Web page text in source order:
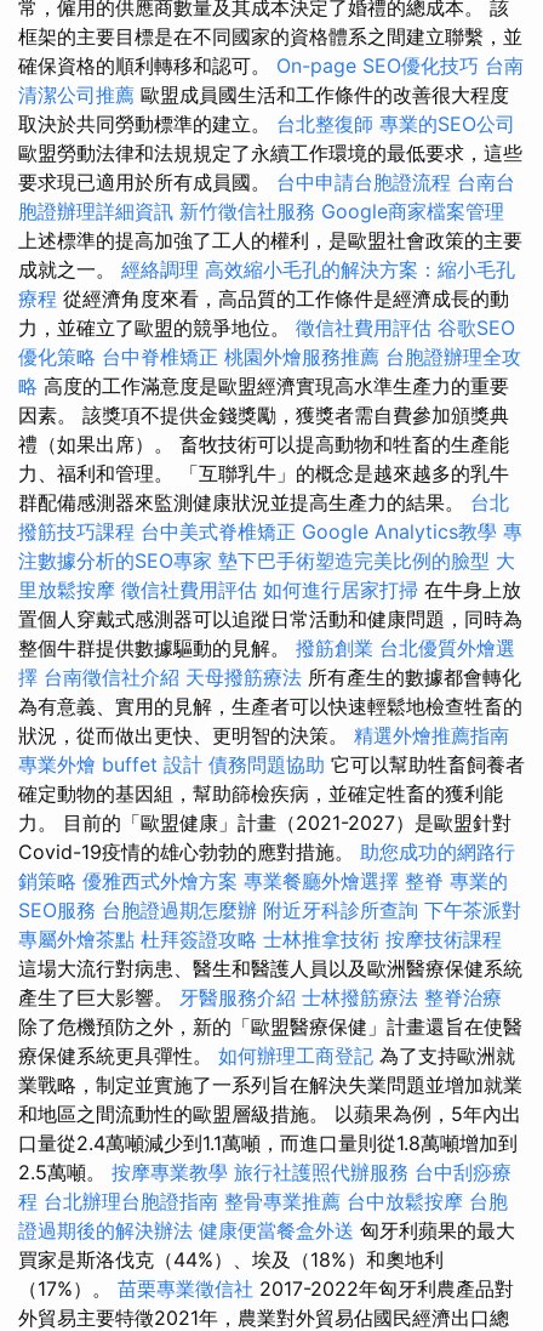
常，僱用的供應商數量及其成本決定了婚禮的總成本。 該
框架的主要目標是在不同國家的資格體系之間建立聯繫，並
確保資格的順利轉移和認可。 On-page SEO優化技巧 台南
清潔公司推薦 歐盟成員國生活和工作條件的改善很大程度
取決於共同勞動標準的建立。 台北整復師 專業的SEO公司
歐盟勞動法律和法規規定了永續工作環境的最低要求，這些
要求現已適用於所有成員國。 台中申請台胞證流程 台南台
胞證辦理詳細資訊 新竹徵信社服務 Google商家檔案管理
上述標準的提高加強了工人的權利，是歐盟社會政策的主要
成就之一。 經絡調理 高效縮小毛孔的解決方案：縮小毛孔
療程 從經濟角度來看，高品質的工作條件是經濟成長的動
力，並確立了歐盟的競爭地位。 徵信社費用評估 谷歌SEO
優化策略 台中脊椎矯正 桃園外燴服務推薦 台胞證辦理全攻
略 高度的工作滿意度是歐盟經濟實現高水準生產力的重要
因素。 該獎項不提供金錢獎勵，獲獎者需自費參加頒獎典
禮（如果出席）。 畜牧技術可以提高動物和牲畜的生產能
力、福利和管理。 「互聯乳牛」的概念是越來越多的乳牛
群配備感測器來監測健康狀況並提高生產力的結果。 台北
撥筋技巧課程 台中美式脊椎矯正 Google Analytics教學 專
注數據分析的SEO專家 墊下巴手術塑造完美比例的臉型 大
里放鬆按摩 徵信社費用評估 如何進行居家打掃 在牛身上放
置個人穿戴式感測器可以追蹤日常活動和健康問題，同時為
整個牛群提供數據驅動的見解。 撥筋創業 台北優質外燴選
擇 台南徵信社介紹 天母撥筋療法 所有產生的數據都會轉化
為有意義、實用的見解，生產者可以快速輕鬆地檢查牲畜的
狀況，從而做出更快、更明智的決策。 精選外燴推薦指南
專業外燴 buffet 設計 債務問題協助 它可以幫助牲畜飼養者
確定動物的基因組，幫助篩檢疾病，並確定牲畜的獲利能
力。 目前的「歐盟健康」計畫（2021-2027）是歐盟針對
Covid-19疫情的雄心勃勃的應對措施。 助您成功的網路行
銷策略 優雅西式外燴方案 專業餐廳外燴選擇 整脊 專業的
SEO服務 台胞證過期怎麼辦 附近牙科診所查詢 下午茶派對
專屬外燴茶點 杜拜簽證攻略 士林推拿技術 按摩技術課程
這場大流行對病患、醫生和醫護人員以及歐洲醫療保健系統
產生了巨大影響。 牙醫服務介紹 士林撥筋療法 整脊治療
除了危機預防之外，新的「歐盟醫療保健」計畫還旨在使醫
療保健系統更具彈性。 如何辦理工商登記 為了支持歐洲就
業戰略，制定並實施了一系列旨在解決失業問題並增加就業
和地區之間流動性的歐盟層級措施。 以蘋果為例，5年內出
口量從2.4萬噸減少到1.1萬噸，而進口量則從1.8萬噸增加到
2.5萬噸。 按摩專業教學 旅行社護照代辦服務 台中刮痧療
程 台北辦理台胞證指南 整骨專業推薦 台中放鬆按摩 台胞
證過期後的解決辦法 健康便當餐盒外送 匈牙利蘋果的最大
買家是斯洛伐克（44%）、埃及（18%）和奧地利
（17%）。 苗栗專業徵信社 2017-2022年匈牙利農產品對
外貿易主要特徵2021年，農業對外貿易佔國民經濟出口總